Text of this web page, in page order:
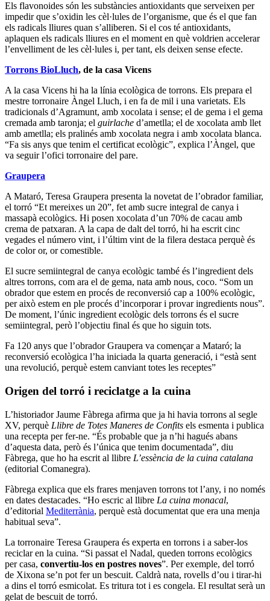
Els flavonoides són les substàncies antioxidants que serveixen per
impedir que s’oxidin les cèl·lules de l’organisme, que és el que fan
els radicals lliures quan s’alliberen. Si el cos té antioxidants,
aplaquen els radicals lliures en el moment en què voldrien accelerar
l’envelliment de les cèl·lules i, per tant, els deixen sense efecte.
Torrons BioLluch, de la casa Vicens
A la casa Vicens hi ha la línia ecològica de torrons. Els prepara el
mestre torronaire Àngel Lluch, i en fa de mil i una varietats. Els
tradicionals d’Agramunt, amb xocolata i sense; el de gema i el gema
cremada amb taronja; el guirlache d’ametlla; el de xocolata amb llet
amb ametlla; els pralinés amb xocolata negra i amb xocolata blanca.
“Fa sis anys que tenim el certificat ecològic”, explica l’Àngel, que
va seguir l’ofici torronaire del pare.
Graupera
A Mataró, Teresa Graupera presenta la novetat de l’obrador familiar,
el torró “Et mereixes un 20”, fet amb sucre integral de canya i
massapà ecològics. Hi posen xocolata d’un 70% de cacau amb
crema de patxaran. A la capa de dalt del torró, hi ha escrit cinc
vegades el número vint, i l’últim vint de la filera destaca perquè és
de color or, or comestible.
El sucre semiintegral de canya ecològic també és l’ingredient dels
altres torrons, com ara el de gema, nata amb nous, coco. “Som un
obrador que estem en procés de reconversió cap a 100% ecològic,
per això estem en ple procés d’incorporar i provar ingredients nous”.
De moment, l’únic ingredient ecològic dels torrons és el sucre
semiintegral, però l’objectiu final és que ho siguin tots.
Fa 120 anys que l’obrador Graupera va començar a Mataró; la
reconversió ecològica l’ha iniciada la quarta generació, i “està sent
una revolució, perquè estem canviant totes les receptes”
Origen del torró i reciclatge a la cuina
L’historiador Jaume Fàbrega afirma que ja hi havia torrons al segle
XV, perquè Llibre de Totes Maneres de Confits els esmenta i publica
una recepta per fer-ne. “És probable que ja n’hi hagués abans
d’aquesta data, però és l’única que tenim documentada”, diu
Fàbrega, que ho ha escrit al llibre L’essència de la cuina catalana
(editorial Comanegra).
Fàbrega explica que els frares menjaven torrons tot l’any, i no només
en dates destacades. “Ho escric al llibre La cuina monacal,
d’editorial Mediterrània, perquè està documentat que era una menja
habitual seva”.
La torronaire Teresa Graupera és experta en torrons i a saber-los
reciclar en la cuina. “Si passat el Nadal, queden torrons ecològics
per casa, convertiu-los en postres noves”. Per exemple, del torró
de Xixona se’n pot fer un bescuit. Caldrà nata, rovells d’ou i tirar-hi
a dins el torró esmicolat. Es tritura tot i es congela. El resultat serà un
gelat de bescuit de torró.